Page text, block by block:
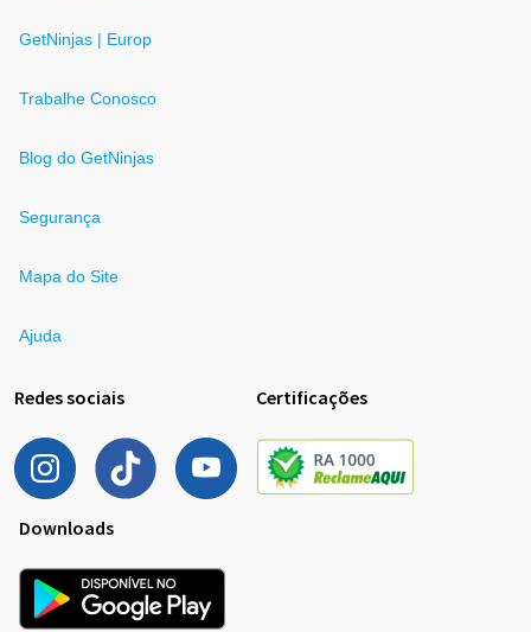
GetNinjas | Europ
Trabalhe Conosco
Blog do GetNinjas
Segurança
Mapa do Site
Ajuda
Redes sociais Certificações
Downloads